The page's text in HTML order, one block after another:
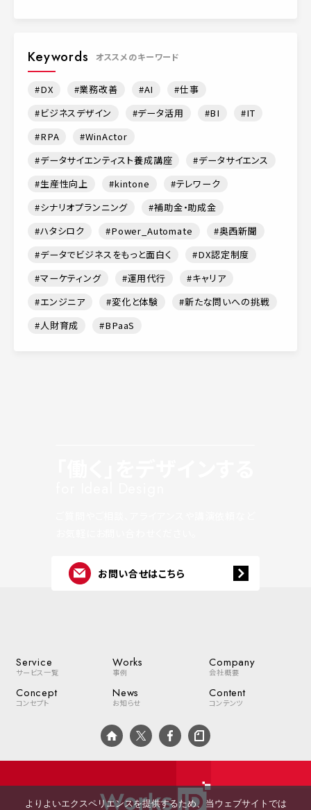
Keywords オススメのキーワード
DX 業務改善 AI
仕事
ビジネスデザイン
データ活用 BI
IT
RPA
WinActor
データサイエンティスト養成講座
データサイエンス
生産性向上
kintone
テレワーク
シナリオプランニング
補助金・助成金
ハタシロク
Power_Automate
奥西新聞
データでビジネスをもっと面白く
DX認定制度
マーケティング
運用代行
キャリア
エンジニア
変化と体験
新たな問いへの挑戦
人財育成
BPaaS
お問い合せはこちら
Service
サービス一覧
Works
事例
Company
会社概要
Concept
コンセプト
News
お知らせ
Content
コンテンツ
よりよいエクスペリエンスを提供するため、当ウェブサイトでは